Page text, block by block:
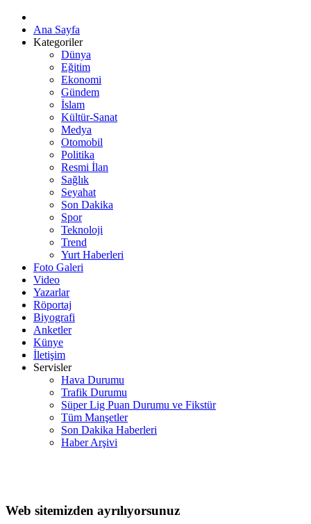
Ana Sayfa
Kategoriler
Dünya
Eğitim
Ekonomi
Gündem
İslam
Kültür-Sanat
Medya
Otomobil
Politika
Resmi İlan
Sağlık
Seyahat
Son Dakika
Spor
Teknoloji
Trend
Yurt Haberleri
Foto Galeri
Video
Yazarlar
Röportaj
Biyografi
Anketler
Künye
İletişim
Servisler
Hava Durumu
Trafik Durumu
Süper Lig Puan Durumu ve Fikstür
Tüm Manşetler
Son Dakika Haberleri
Haber Arşivi
Web sitemizden ayrılıyorsunuz